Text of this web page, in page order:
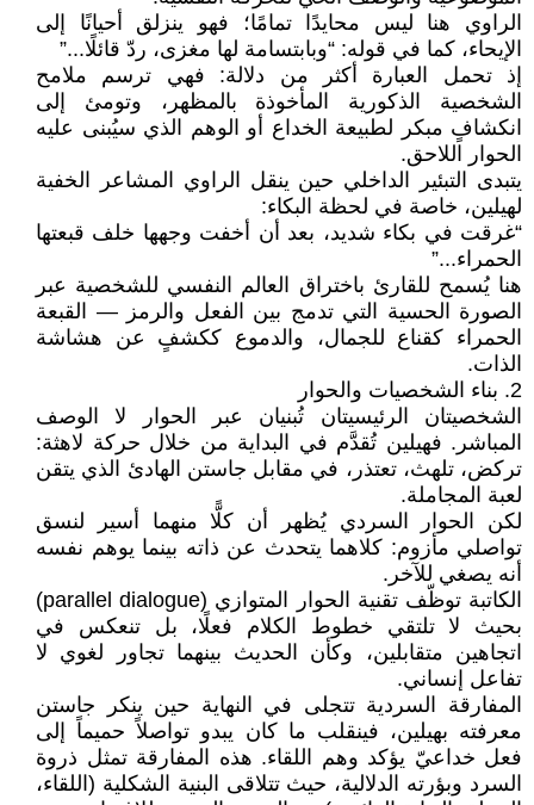
الراوي هنا ليس محايدًا تمامًا؛ فهو ينزلق أحيانًا إلى
الإيحاء، كما في قوله: “وبابتسامة لها مغزى، ردّ قائلًا...”
إذ تحمل العبارة أكثر من دلالة: فهي ترسم ملامح
الشخصية الذكورية المأخوذة بالمظهر، وتومئ إلى
انكشافٍ مبكر لطبيعة الخداع أو الوهم الذي سيُبنى عليه
الحوار اللاحق.
يتبدى التبئير الداخلي حين ينقل الراوي المشاعر الخفية
لهيلين، خاصة في لحظة البكاء:
“غرقت في بكاء شديد، بعد أن أخفت وجهها خلف قبعتها
الحمراء...”
هنا يُسمح للقارئ باختراق العالم النفسي للشخصية عبر
الصورة الحسية التي تدمج بين الفعل والرمز — القبعة
الحمراء كقناع للجمال، والدموع ككشفٍ عن هشاشة
الذات.
2. بناء الشخصيات والحوار
الشخصيتان الرئيسيتان تُبنيان عبر الحوار لا الوصف
المباشر. فهيلين تُقدَّم في البداية من خلال حركة لاهثة:
تركض، تلهث، تعتذر، في مقابل جاستن الهادئ الذي يتقن
لعبة المجاملة.
لكن الحوار السردي يُظهر أن كلًّا منهما أسير لنسق
تواصلي مأزوم: كلاهما يتحدث عن ذاته بينما يوهم نفسه
أنه يصغي للآخر.
الكاتبة توظّف تقنية الحوار المتوازي (parallel dialogue)
بحيث لا تلتقي خطوط الكلام فعلًا، بل تنعكس في
اتجاهين متقابلين، وكأن الحديث بينهما تجاور لغوي لا
تفاعل إنساني.
المفارقة السردية تتجلى في النهاية حين ينكر جاستن
معرفته بهيلين، فينقلب ما كان يبدو تواصلاً حميماً إلى
فعل خداعيّ يؤكد وهم اللقاء. هذه المفارقة تمثل ذروة
السرد وبؤرته الدلالية، حيث تتلاقى البنية الشكلية (اللقاء،